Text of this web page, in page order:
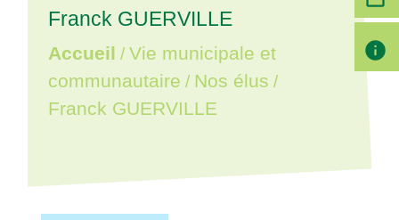
Franck GUERVILLE
Accueil / Vie municipale et
communautaire / Nos élus /
Franck GUERVILLE
info